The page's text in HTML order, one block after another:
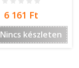
Ár
6 161 Ft
Nincs készleten